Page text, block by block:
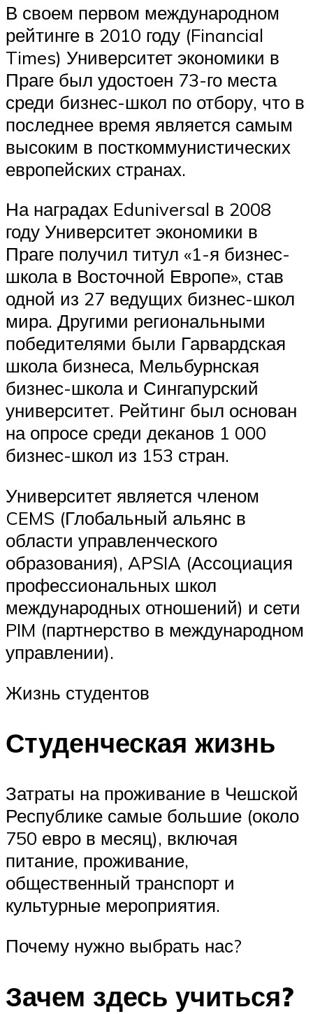
В своем первом международном
рейтинге в 2010 году (Financial
Times) Университет экономики в
Праге был удостоен 73-го места
среди бизнес-школ по отбору, что в
последнее время является самым
высоким в посткоммунистических
европейских странах.
На наградах Eduniversal в 2008
году Университет экономики в
Праге получил титул «1-я бизнес-
школа в Восточной Европе», став
одной из 27 ведущих бизнес-школ
мира. Другими региональными
победителями были Гарвардская
школа бизнеса, Мельбурнская
бизнес-школа и Сингапурский
университет. Рейтинг был основан
на опросе среди деканов 1 000
бизнес-школ из 153 стран.
Университет является членом
CEMS (Глобальный альянс в
области управленческого
образования), APSIA (Ассоциация
профессиональных школ
международных отношений) и сети
PIM (партнерство в международном
управлении).
Жизнь студентов
Студенческая жизнь
Затраты на проживание в Чешской
Республике самые большие (около
750 евро в месяц), включая
питание, проживание,
общественный транспорт и
культурные мероприятия.
Почему нужно выбрать нас?
Зачем здесь учиться?